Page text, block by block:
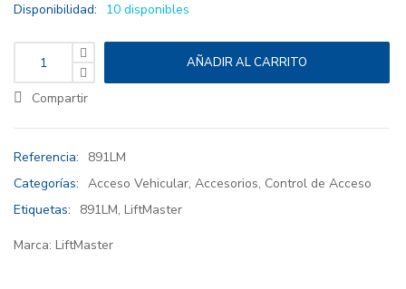
Disponibilidad: 10 disponibles
AÑADIR AL CARRITO
Compartir
Referencia:
891LM
Categorías: Acceso Vehicular, Accesorios, Control de Acceso
Etiquetas:
891LM, LiftMaster
Marca: LiftMaster